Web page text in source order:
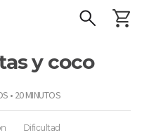
y coco
• 20 MINUTOS
Dificultad